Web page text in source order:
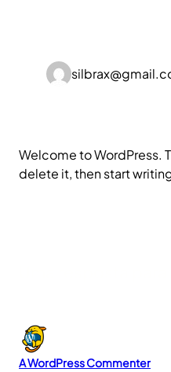
conteúdo
Welcome to WordPress.
delete it, then start
A WordPress Commenter